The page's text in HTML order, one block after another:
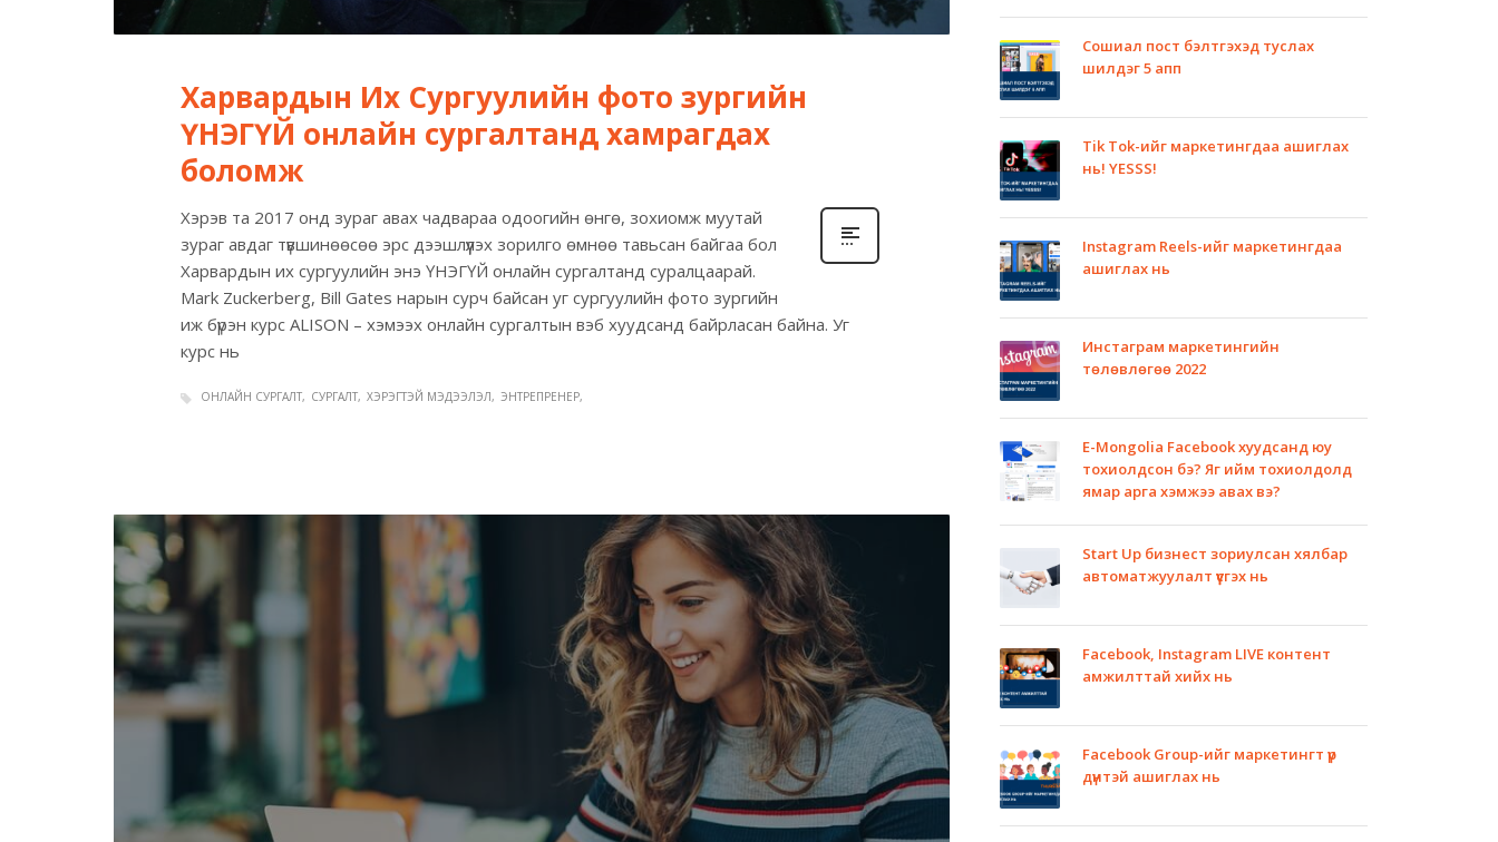
Харвардын Их Сургуулийн фото зургийн
ҮНЭГҮЙ онлайн сургалтанд хамрагдах
боломж
Хэрэв та 2017 онд зураг авах чадвараа одоогийн өнгө, зохиомж муутай
зураг авдаг түвшинөөсөө эрс дээшлүүлэх зорилго өмнөө тавьсан байгаа бол
Харвардын их сургуулийн энэ ҮНЭГҮЙ онлайн сургалтанд суралцаарай.
Mark Zuckerberg, Bill Gates нарын сурч байсан уг сургуулийн фото зургийн
иж бүрэн курс ALISON – хэмээх онлайн сургалтын вэб хуудсанд байрласан байна. Уг
курс нь
ОНЛАЙН СУРГАЛТ СУРГАЛТ ХЭРЭГТЭЙ МЭДЭЭЛЭЛ ЭНТРЕПРЕНЕР
Сошиал пост бэлтгэхэд туслах
шилдэг 5 апп
Tik Tok-ийг маркетингдаа ашиглах
нь! YESSS!
Instagram Reels-ийг маркетингдаа
ашиглах нь
Инстаграм маркетингийн
төлөвлөгөө 2022
E-Mongolia Facebook хуудсанд юу
тохиолдсон бэ? Яг ийм тохиолдолд
ямар арга хэмжээ авах вэ?
Start Up бизнест зориулсан хялбар
автоматжуулалт үүсгэх нь
Facebook, Instagram LIVE контент
амжилттай хийх нь
Facebook Group-ийг маркетингт үр
дүнтэй ашиглах нь